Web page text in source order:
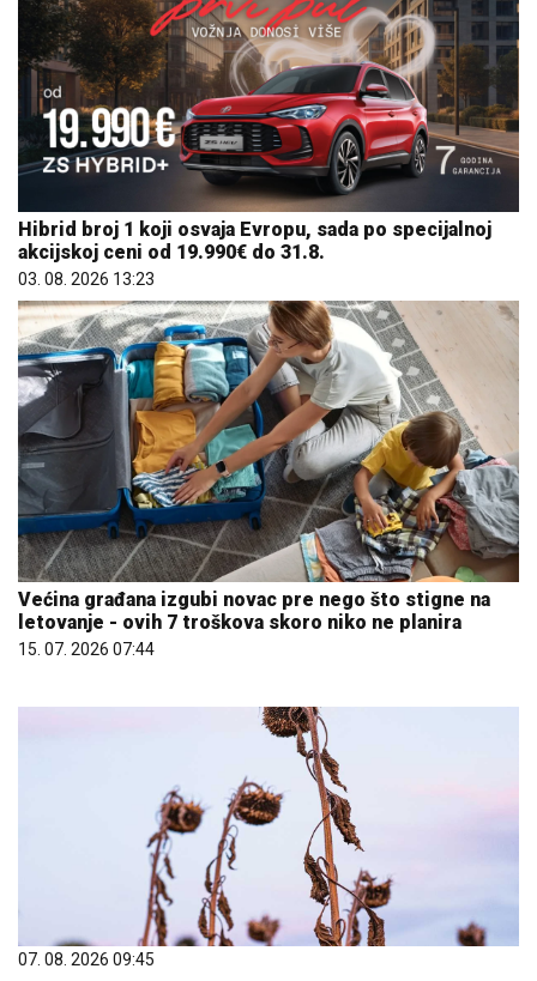
Hibrid broj 1 koji osvaja Evropu, sada po specijalnoj
akcijskoj ceni od 19.990€ do 31.8.
03. 08. 2026 13:23
Većina građana izgubi novac pre nego što stigne na
letovanje - ovih 7 troškova skoro niko ne planira
15. 07. 2026 07:44
07. 08. 2026 09:45